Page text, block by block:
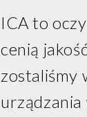
ICA to
cenią
zostaliśmy